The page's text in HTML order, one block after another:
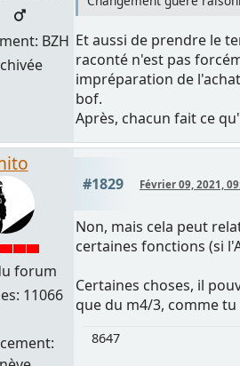
BZH Et aussi de prendre le
raconté n'est pas
impréparation de
bof.
Après, chacun fait ce
forum
11066
#1829 Février 09, 2021,
Non, mais cela peut
certaines fonctions (si
Certaines choses, il
que du m4/3, comme tu
8647